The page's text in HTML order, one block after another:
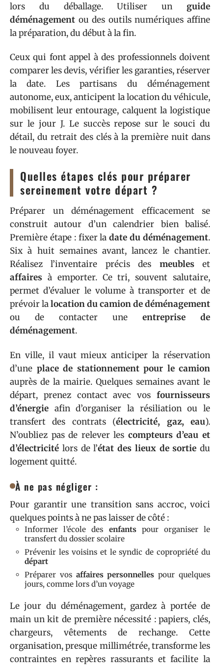
lors du déballage. Utiliser un guide
déménagement ou des outils numériques affine
la préparation, du début à la fin.
Ceux qui font appel à des professionnels doivent
comparer les devis, vérifier les garanties, réserver
la date. Les partisans du déménagement
autonome, eux, anticipent la location du véhicule,
mobilisent leur entourage, calquent la logistique
sur le jour J. Le succès repose sur le souci du
détail, du retrait des clés à la première nuit dans
le nouveau foyer.
Quelles étapes clés pour préparer
sereinement votre départ ?
Préparer un déménagement efficacement se
construit autour d’un calendrier bien balisé.
Première étape : fixer ladate du déménagement.
Six à huit semaines avant, lancez le chantier.
Réalisez l’inventaire précis des meubles et
affaires à emporter. Ce tri, souvent salutaire,
permet d’évaluer le volume à transporter et de
prévoir lalocation du camion de déménagement
ou de contacter une entreprise de
déménagement.
En ville, il vaut mieux anticiper la réservation
d’une place de stationnement pour le camion
auprès de la mairie. Quelques semaines avant le
départ, prenez contact avec vos fournisseurs
d’énergie afin d’organiser la résiliation ou le
transfert des contrats (électricité, gaz, eau).
N’oubliez pas de relever les compteurs d’eau et
d’électricité lors de l’état des lieux de sortie du
logement quitté.
À ne pas négliger :
Pour garantir une transition sans accroc, voici
quelques points à ne pas laisser de côté :
Informer l’école des enfantspour organiser le
transfert du dossier scolaire
Prévenir les voisins et le syndic de copropriété du
départ
Préparer vos affaires personnelles pour quelques
jours, comme lors d’un voyage
Le jour du déménagement, gardez à portée de
main un kit de première nécessité : papiers, clés,
chargeurs, vêtements de rechange. Cette
organisation, presque millimétrée, transforme les
contraintes en repères rassurants et facilite la